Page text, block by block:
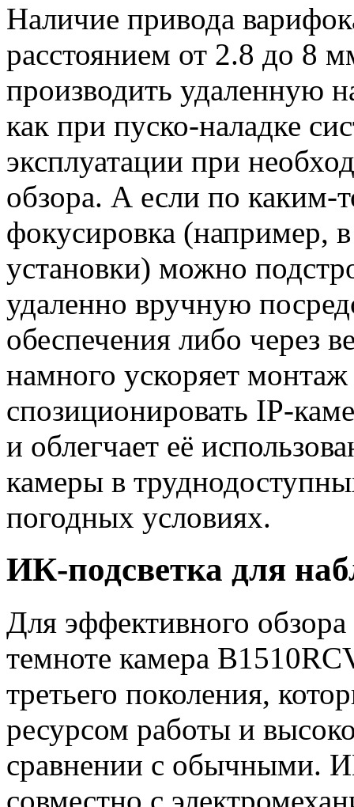
Наличие привода
расстоянием от 2.8 до 8
производить удаленную
как при пуско-наладке
эксплуатации при
обзора. А если по каким-
фокусировка (например,
установки) можно
удаленно вручную
обеспечения либо через
намного ускоряет
спозиционировать IP-
и облегчает её
камеры в
погодных условиях.
ИК-подсветка для
Для эффективного
темноте камера
третьего поколения,
ресурсом работы и
сравнении с обычными.